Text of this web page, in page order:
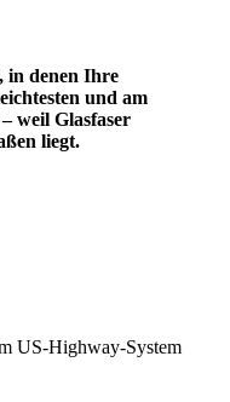
in denen Ihre
und am
weil Glasfaser
liegt.
US-Highway-System